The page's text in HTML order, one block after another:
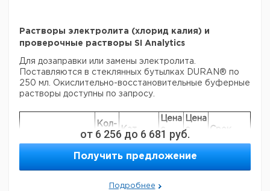
Растворы электролита (хлорид калия) и
проверочные растворы SI Analytics
Для дозаправки или замены электролита.
Поставляются в стеклянных бутылках DURAN® по
250 мл. Окислительно-восстановительные буферные
растворы доступны по запросу.
Кол-
во в
упак.
Кат.
номер
Цена
с
НДС,
евро
Цена
с
НДС,
руб
Срок
9041072
от 6 256 до 6 681 руб.
Получить предложение
Подробнее